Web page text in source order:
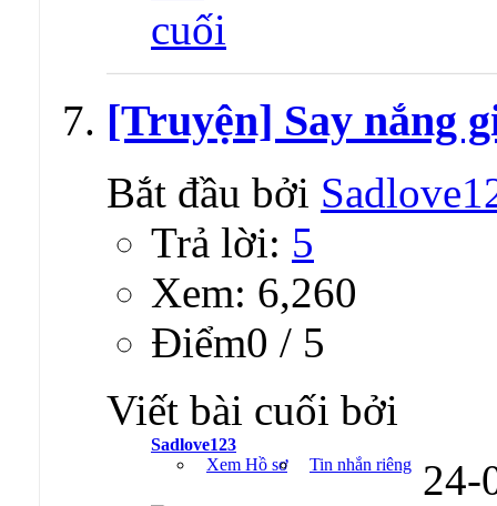
[Truyện] Say nắng
Bắt đầu bởi
Trả lời: 5
Xem: 6,260
Ðiểm0 / 5
Viết bài cuối bởi
Sadlove123
Xem Hồ sơ
Tin nhắn riêng 24-